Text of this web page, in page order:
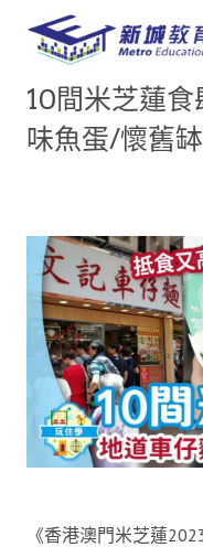
10間米芝蓮
味魚蛋/懷舊
《香港澳門米芝蓮